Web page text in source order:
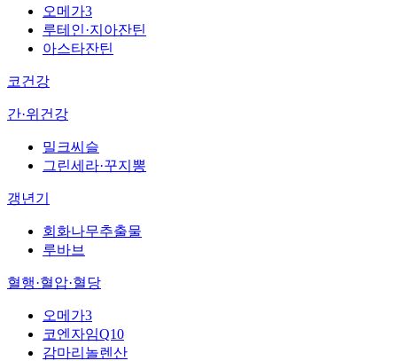
오메가3
루테인·지아잔틴
아스타잔틴
코건강
간·위건강
밀크씨슬
그린세라·꾸지뽕
갱년기
회화나무추출물
루바브
혈행·혈압·혈당
오메가3
코엔자임Q10
감마리놀렌산